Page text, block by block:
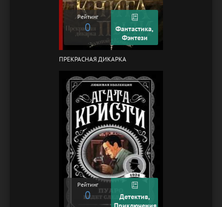
Рейтинг
0
Фантастика,
Фэнтези
ПРЕКРАСНАЯ ДИКАРКА
Рейтинг
0
Детектив,